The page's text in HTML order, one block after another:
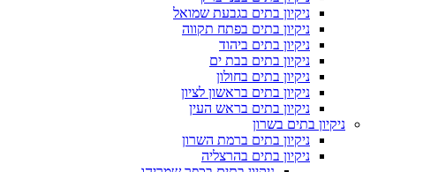
ניקיון בתים בגבעת שמואל
ניקיון בתים בפתח תקווה
ניקיון בתים ביהוד
ניקיון בתים בבת ים
ניקיון בתים בחולון
ניקיון בתים בראשון לציון
ניקיון בתים בראש העין
ניקיון בתים בשרון
ניקיון בתים ברמת השרון
ניקיון בתים בהרצליה